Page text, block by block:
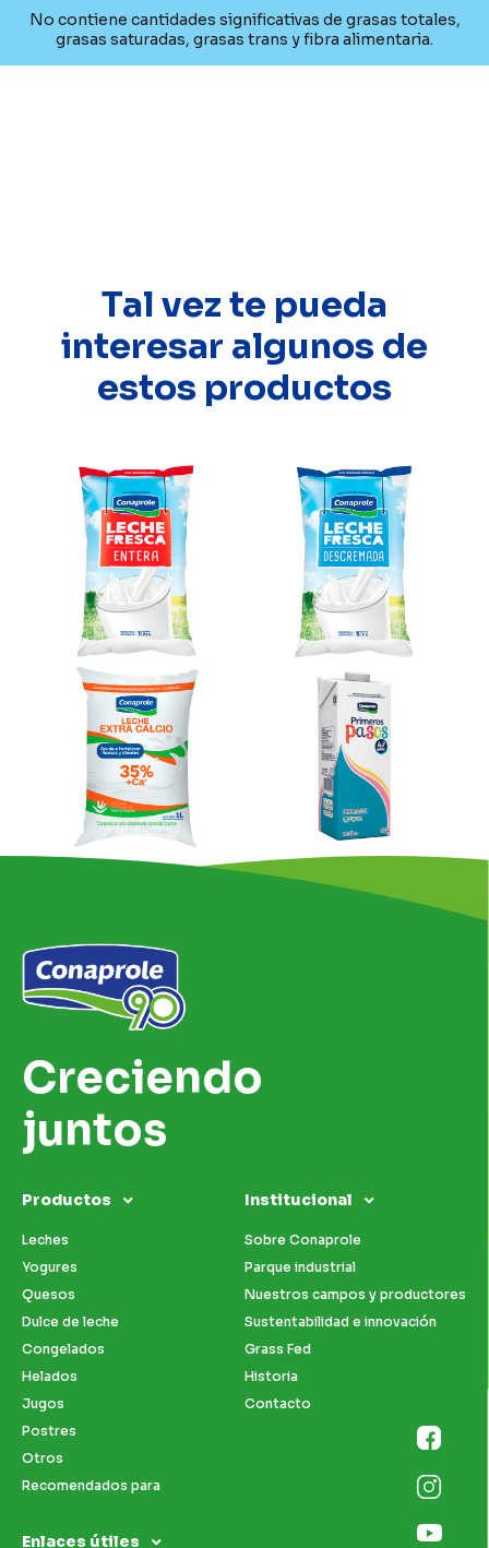
No contiene cantidades significativas de grasas totales,
grasas saturadas, grasas trans y fibra alimentaria.
Tal vez te pueda
interesar algunos de
estos productos
Creciendo
juntos
Productos
Leches
Yogures
Quesos
Dulce de leche
Congelados
Helados
Jugos
Postres
Otros
Recomendados para
Institucional
Sobre Conaprole
Parque industrial
Nuestros campos y productores
Sustentabilidad e innovación
Grass Fed
Historia
Contacto
Enlaces útiles